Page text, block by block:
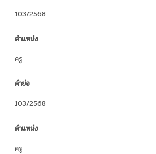
103/2568
ตำแหน่ง
ครู
คำย่อ
103/2568
ตำแหน่ง
ครู